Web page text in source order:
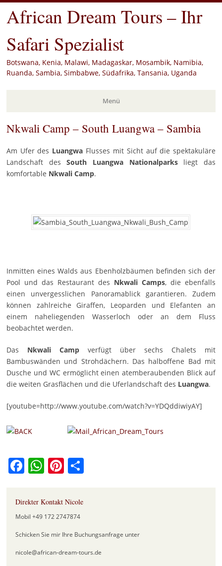
African Dream Tours – Ihr
Safari Spezialist
Botswana, Kenia, Malawi, Madagaskar, Mosambik, Namibia,
Ruanda, Sambia, Simbabwe, Südafrika, Tansania, Uganda
Menü
Zum
springen
Nkwali Camp – South Luangwa – Sambia
Am Ufer des Luangwa Flusses mit Sicht auf die spektakuläre
Landschaft desSouth Luangwa Nationalparksliegt das
komfortable Nkwali Camp.
Inmitten eines Walds aus Ebenholzbäumen befinden sich der
Pool und das Restaurant des Nkwali Camps, die ebenfalls
einen unvergesslichen Panoramablick garantieren. Zudem
können zahlreiche Giraffen, Leoparden und Elefanten an
einem naheliegenden Wasserloch oder an dem Fluss
beobachtet werden.
Das Nkwali Campverfügt über sechs Chalets mit
Bambuswänden und Strohdächern. Das halboffene Bad mit
Dusche und WC ermöglicht einen atemberaubenden Blick auf
die weiten Grasflächen und die Uferlandschaft des Luangwa.
[youtube=http://www.youtube.com/watch?v=YDQddiwiyAY]
Facebook
WhatsApp
Pinterest
Teilen
Direkter Kontakt Nicole
Mobil +49 172 2747874
Schicken Sie mir Ihre Buchungsanfrage unter
nicole@african-dream-tours.de